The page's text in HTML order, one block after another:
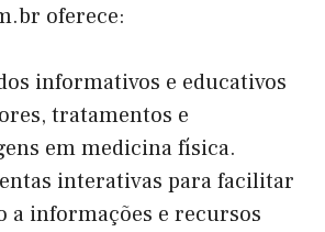
oferece:
informativos e educativos
tratamentos e
em medicina física.
interativas para facilitar
a informações e recursos